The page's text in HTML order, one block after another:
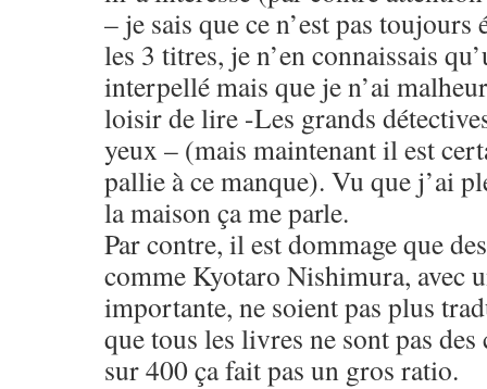
– je sais que ce n’est pas
les 3 titres, je n’en connaissais
interpellé mais que je n’ai
loisir de lire -Les grands
yeux – (mais maintenant il est
pallie à ce manque). Vu que j’ai
la maison ça me parle.
Par contre, il est dommage que
comme Kyotaro Nishimura, avec
importante, ne soient pas plus
que tous les livres ne sont pas
sur 400 ça fait pas un gros ratio.